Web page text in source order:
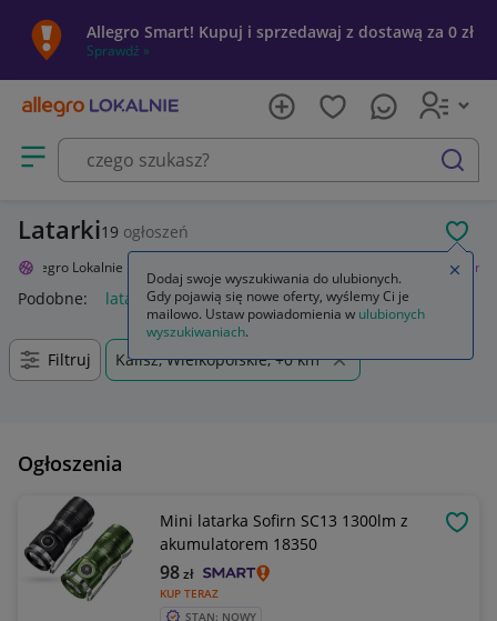
Allegro Smart! Kupuj i sprzedawaj z dostawą za 0 zł
Sprawdź »
Otwórz menu z kategoriami
szukaj
Latarki19 ogłoszeń
Allegro Lokalnie Latarki
Podobne: latarka latarka uv latarki czołowe latarka led
Filtruj Kalisz, Wielkopolskie, +0 km
Ogłoszenia
Mini latarka Sofirn SC13 1300lm z
akumulatorem 18350
KUP TERAZ
98zł
STAN: NOWY
Dodaj swoje wyszukiwania do ulubionych.
Gdy pojawią się nowe oferty, wyślemy Ci je
mailowo. Ustaw powiadomienia w ulubionych
wyszukiwaniach.